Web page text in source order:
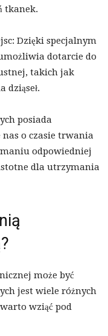
tkanek.
Dzięki specjalnym
dotarcie do
takich jak
dziąseł.
posiada
o czasie trwania
odpowiedniej
istotne dla utrzymania
może być
jest wiele różnych
wziąć pod